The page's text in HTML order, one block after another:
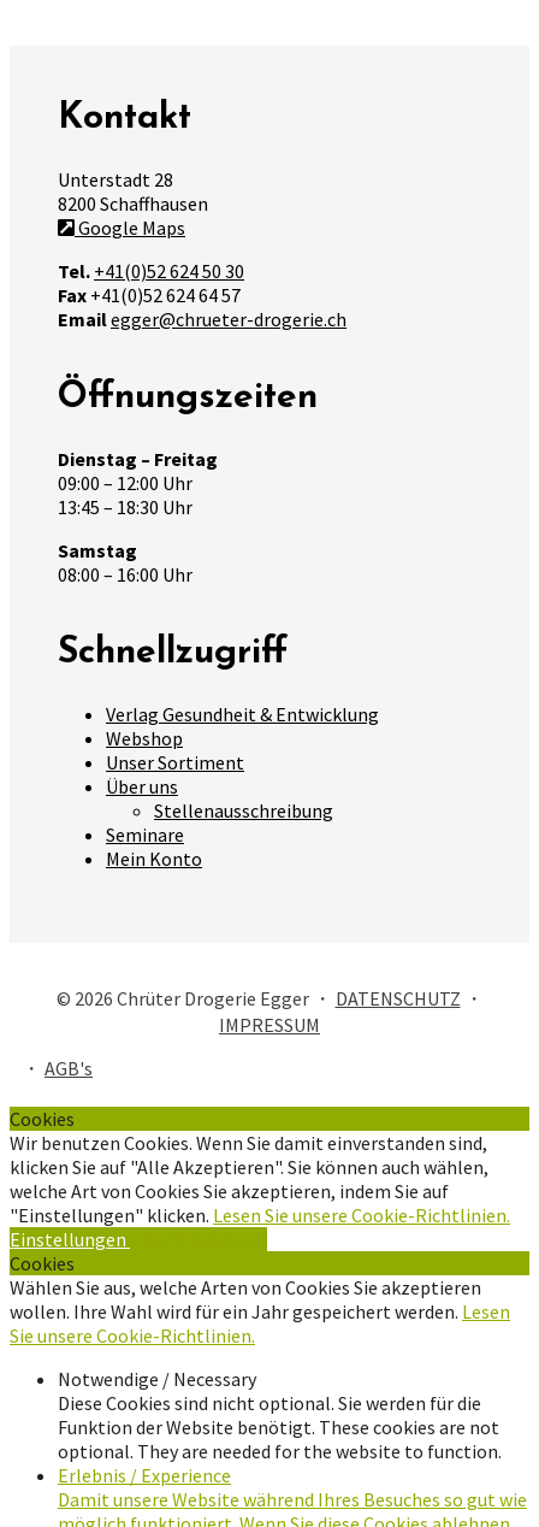
Kontakt
Unterstadt 28
8200 Schaffhausen
Google Maps
Tel. +41(0)52 624 50 30
Fax +41(0)52 624 64 57
Emailegger@chrueter-drogerie.ch
Öffnungszeiten
Dienstag – Freitag
09:00 – 12:00 Uhr
13:45 – 18:30 Uhr
Samstag
08:00 – 16:00 Uhr
Schnellzugriff
Verlag Gesundheit & Entwicklung
Webshop
Unser Sortiment
Über uns
Stellenausschreibung
Seminare
Mein Konto
© 2026 Chrüter Drogerie Egger ・ DATENSCHUTZ ・
IMPRESSUM
・ AGB's
Cookies
Wir benutzen Cookies. Wenn Sie damit einverstanden sind,
klicken Sie auf "Alle Akzeptieren". Sie können auch wählen,
welche Art von Cookies Sie akzeptieren, indem Sie auf
"Einstellungen" klicken. Lesen Sie unsere Cookie-Richtlinien.
Einstellungen
Cookies
Wählen Sie aus, welche Arten von Cookies Sie akzeptieren
wollen. Ihre Wahl wird für ein Jahr gespeichert werden. Lesen
Sie unsere Cookie-Richtlinien.
Notwendige / Necessary
Diese Cookies sind nicht optional. Sie werden für die
Funktion der Website benötigt. These cookies are not
optional. They are needed for the website to function.
Erlebnis / Experience
Damit unsere Website während Ihres Besuches so gut wie